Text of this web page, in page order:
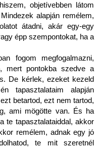
objetívebben látom
alapján remélem,
átadni, akár egy-egy
épp szempontokat, ha a
fogom megfogalmazni,
mert pontokba szedve a
De kérlek, ezeket kezeld
tapasztalataim alapján
betartod, ezt nem tartod,
ami mögötte van. És ha
te tapasztalataiddal, akkor
remélem, adnak egy jó
te mit szeretnél